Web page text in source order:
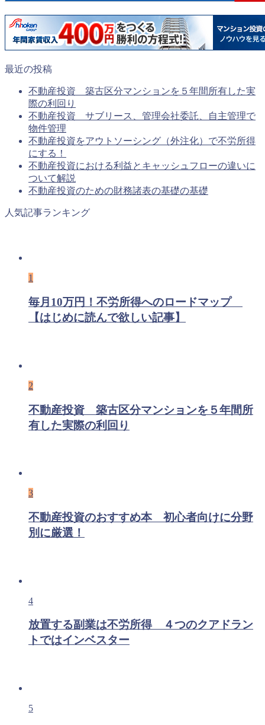
最近の投稿
不動産投資 築古区分マンションを５年間所有した実
際の利回り
不動産投資 サブリース、管理会社委託、自主管理で
物件管理
不動産投資をアウトソーシング（外注化）で不労所得
にする！
不動産投資における利益とキャッシュフローの違いに
ついて解説
不動産投資のための財務諸表の基礎の基礎
人気記事ランキング
1
毎月10万円！不労所得へのロードマップ
【はじめに読んで欲しい記事】
2
不動産投資 築古区分マンションを５年間所
有した実際の利回り
3
不動産投資のおすすめ本 初心者向けに分野
別に厳選！
4
放置する副業は不労所得 ４つのクアドラン
トではインベスター
5